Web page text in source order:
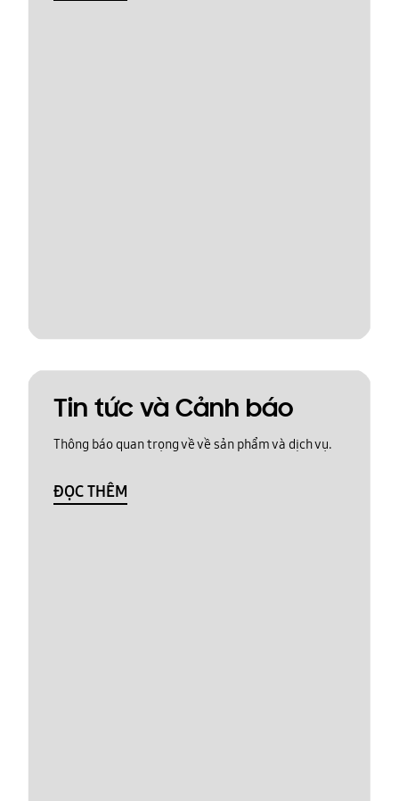
Tin tức và Cảnh báo
Thông báo quan trọng về về sản phẩm và dịch vụ.
ĐỌC THÊM